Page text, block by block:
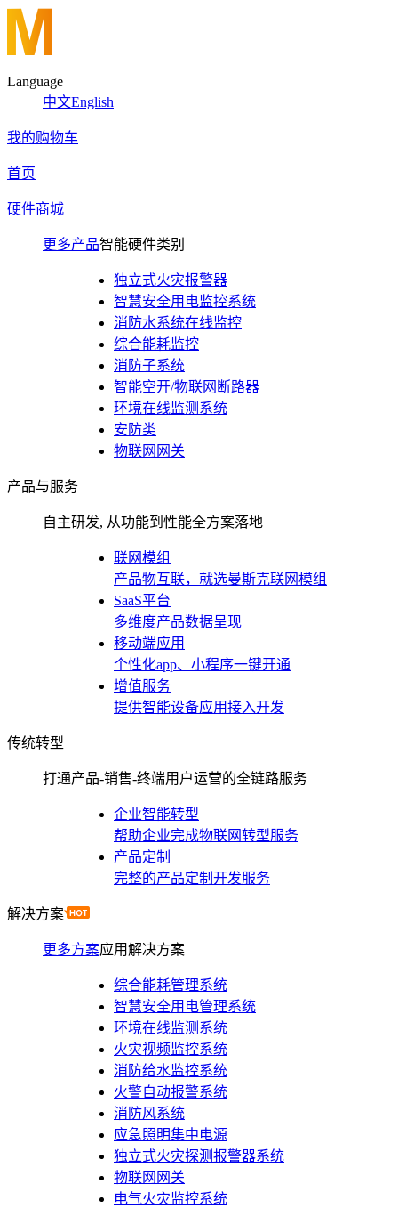
Language
中文English
我的购物车
首页
硬件商城
更多产品智能硬件类别
独立式火灾报警器
智慧安全用电监控系统
消防水系统在线监控
综合能耗监控
消防子系统
智能空开/物联网断路器
环境在线监测系统
安防类
物联网网关
产品与服务
自主研发, 从功能到性能全方案落地
联网模组
产品物互联，就选曼斯克联网模组
SaaS平台
多维度产品数据呈现
移动端应用
个性化app、小程序一键开通
增值服务
提供智能设备应用接入开发
传统转型
打通产品-销售-终端用户运营的全链路服务
企业智能转型
帮助企业完成物联网转型服务
产品定制
完整的产品定制开发服务
解决方案
更多方案应用解决方案
综合能耗管理系统
智慧安全用电管理系统
环境在线监测系统
火灾视频监控系统
消防给水监控系统
火警自动报警系统
消防风系统
应急照明集中电源
独立式火灾探测报警器系统
物联网网关
电气火灾监控系统